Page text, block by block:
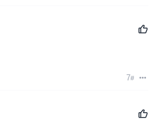
7#